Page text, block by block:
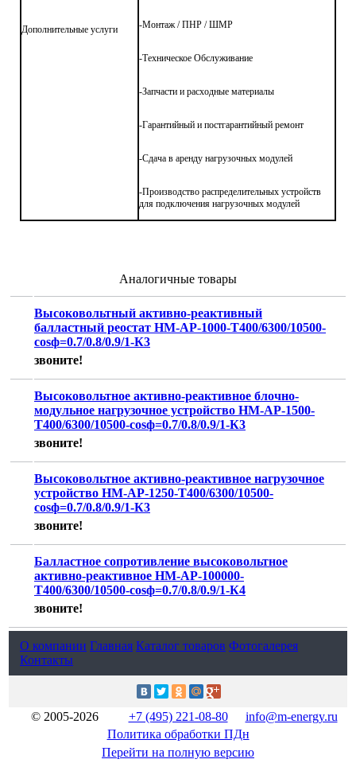
Дополнительные услуги -Монтаж / ПНР / ШМР
-Техническое Обслуживание
-Запчасти и расходные материалы
-Гарантийный и постгарантийный ремонт
-Сдача в аренду нагрузочных модулей
-Производство распределительных устройств
для подключения нагрузочных модулей
Аналогичные товары
Высоковольтный активно-реактивный
балластный реостат НМ-АР-1000-Т400/6300/10500-
cosф=0.7/0.8/0.9/1-К3
звоните!
Высоковольтное активно-реактивное блочно-
модульное нагрузочное устройство НМ-АР-1500-
Т400/6300/10500-cosф=0.7/0.8/0.9/1-К3
звоните!
Высоковольтное активно-реактивное нагрузочное
устройство НМ-АР-1250-Т400/6300/10500-
cosф=0.7/0.8/0.9/1-К3
звоните!
Балластное сопротивление высоковольтное
активно-реактивное НМ-АР-100000-
Т400/6300/10500-cosф=0.7/0.8/0.9/1-К4
звоните!
О компании Главная Каталог товаров Фотогалерея
Контакты
© 2005-2026 +7 (495) 221-08-80
info@m-energy.ru
Политика обработки ПДн
Перейти на полную версию